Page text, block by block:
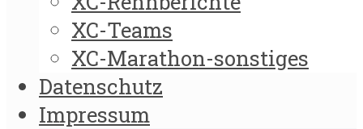
XC-Teams
XC-Marathon-sonstiges
Datenschutz
Impressum